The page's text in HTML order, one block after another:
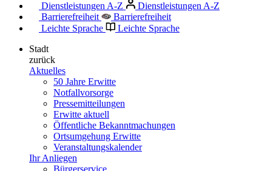
Dienstleistungen A-Z
Dienstleistungen A-Z
Barrierefreiheit
Barrierefreiheit
Leichte Sprache
Leichte Sprache
Stadt
zurück
Aktuelles
50 Jahre Erwitte
Notfallvorsorge
Pressemitteilungen
Erwitte aktuell
Öffentliche Bekanntmachungen
Ortsumgehung Erwitte
Veranstaltungskalender
Ihr Anliegen
Bürgerservice